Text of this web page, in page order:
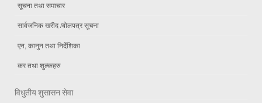
सूचना तथा समाचार
सार्वजनिक खरीद /बोलपत्र सूचना
एन, कानुन तथा निर्देशिका
कर तथा शुल्कहरु
विधुतीय शुसासन सेवा